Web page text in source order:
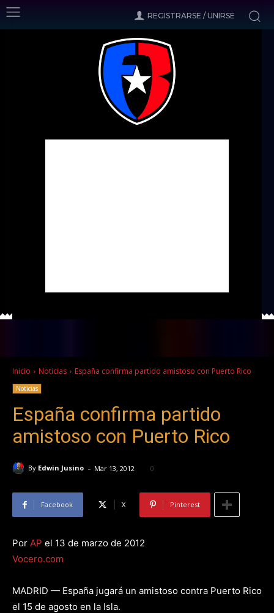
REGISTRARSE / UNIRSE
Inicio Noticias España confirma partido amistoso con Puerto Rico
Noticias
España confirma partido
amistoso con Puerto Rico
By Edwin Jusino - Mar 13, 2012 0
Facebook X Pinterest
Por AP el 13 de marzo de 2012
Vocero.com
MADRID — España jugará un amistoso contra Puerto Rico
el 15 de agosto en la Isla.